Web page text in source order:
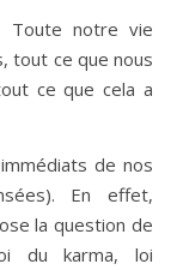
Toute notre vie
tout ce que nous
ce que cela a
de nos
En effet,
la question de
du karma, loi